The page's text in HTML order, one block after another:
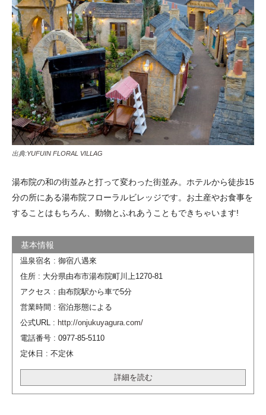
出典:YUFUIN FLORAL VILLAG
湯布院の和の街並みと打って変わった街並み。ホテルから徒歩15
分の所にある湯布院フローラルビレッジです。お土産やお食事を
することはもちろん、動物とふれあうこともできちゃいます!
温泉宿名 : 御宿八遇來
住所 : 大分県由布市湯布院町川上1270-81
アクセス : 由布院駅から車で5分
営業時間 : 宿泊形態による
公式URL : http://onjukuyagura.com/
電話番号 : 0977-85-5110
定休日 : 不定休
詳細を読む